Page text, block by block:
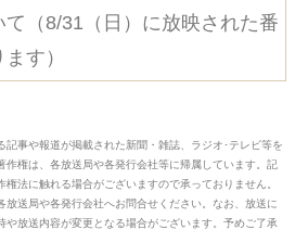
（8/31（日）に放映された番
す）
記事や報道が掲載された新聞・雑誌、ラジオ･テレビ等を
作権は、各放送局や各発行会社等に帰属しています。記
法に触れる場合がございますので承っておりません。
放送局や各発行会社へお問合せください。なお、放送に
や放送内容が変更となる場合がございます。予めご了承